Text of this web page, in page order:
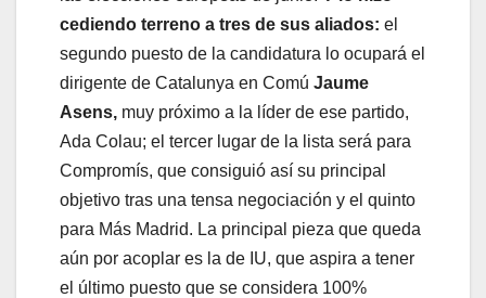
cediendo terreno a tres de sus aliados: el
segundo puesto de la candidatura lo ocupará el
dirigente de Catalunya en Comú Jaume
Asens, muy próximo a la líder de ese partido,
Ada Colau; el tercer lugar de la lista será para
Compromís, que consiguió así su principal
objetivo tras una tensa negociación y el quinto
para Más Madrid. La principal pieza que queda
aún por acoplar es la de IU, que aspira a tener
el último puesto que se considera 100%